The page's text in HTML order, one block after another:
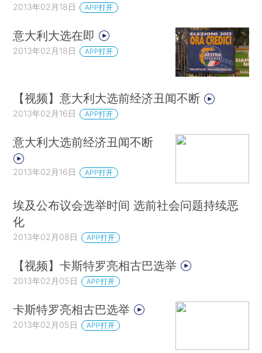
2013年02月18日 APP打开
意大利大选在即
2013年02月18日 APP打开
【视频】意大利大选前经济丑闻不断
2013年02月16日 APP打开
意大利大选前经济丑闻不断
2013年02月16日 APP打开
埃及公布议会选举时间 选前社会问题持续恶
化
2013年02月08日 APP打开
【视频】卡斯特罗亮相古巴选举
2013年02月05日 APP打开
卡斯特罗亮相古巴选举
2013年02月05日 APP打开